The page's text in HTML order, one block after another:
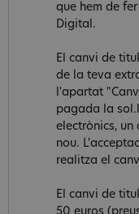
que hem de
Digital.
El canvi de
de la teva
l'apartat
pagada la
electrònics,
nou.
realitza el
El canvi de